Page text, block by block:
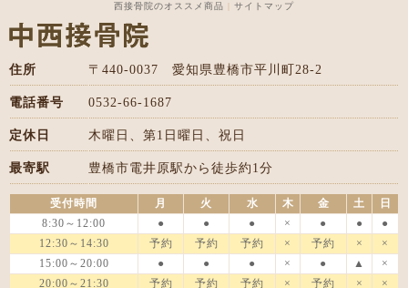
西接骨院のオススメ商品
サイトマップ
住所 〒440-0037 愛知県豊橋市平川町28-2
電話番号 0532-66-1687
定休日 木曜日、第1日曜日、祝日
最寄駅 豊橋市電井原駅から徒歩約1分
受付時間 月 火 水 木 金 土
日
8:30～12:00
● ● ● × ● ●
●
12:30～14:30
予約 予約 予約 × 予約 ×
×
15:00～20:00
● ● ● × ● ▲
×
20:00～21:30
予約 予約 予約 × 予約 × ×